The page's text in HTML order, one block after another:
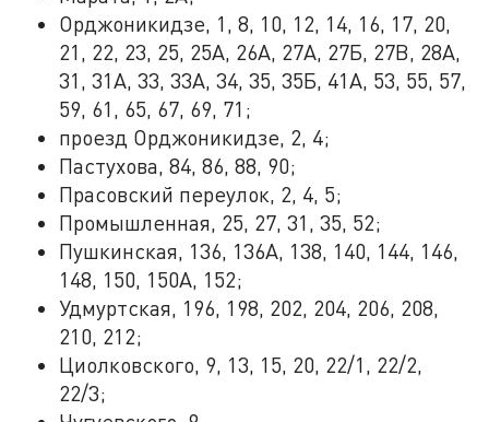
Орджоникидзе, 1, 8, 10, 12, 14, 16, 17, 20,
21, 22, 23, 25, 25А, 26А, 27А, 27Б, 27В, 28А,
31, 31А, 33, 33А, 34, 35, 35Б, 41А, 53, 55, 57,
59, 61, 65, 67, 69, 71;
проезд Орджоникидзе, 2, 4;
Пастухова, 84, 86, 88, 90;
Прасовский переулок, 2, 4, 5;
Промышленная, 25, 27, 31, 35, 52;
Пушкинская, 136, 136А, 138, 140, 144, 146,
148, 150, 150А, 152;
Удмуртская, 196, 198, 202, 204, 206, 208,
210, 212;
Циолковского, 9, 13, 15, 20, 22/1, 22/2,
22/3;